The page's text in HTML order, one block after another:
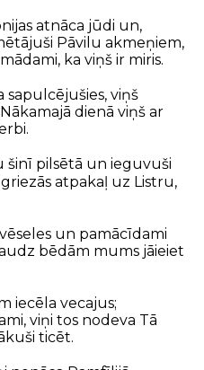
atnāca jūdi un,
Pāvilu akmeņiem,
ka viņš ir miris.
sapulcējušies, viņš
dienā viņš ar
šinī pilsētā un ieguvuši
atpakaļ uz Listru,
un pamācīdami
bēdām mums jāieiet
iecēla vecajus;
viņi tos nodeva Tā
ticēt.